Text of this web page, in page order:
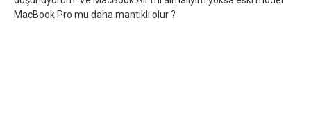
MacBook Pro mu daha mantıklı olur ?